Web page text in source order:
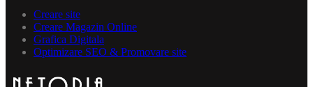
Creare site
Creare Magazin Online
Grafica Digitala
Optimizare SEO & Promovare site